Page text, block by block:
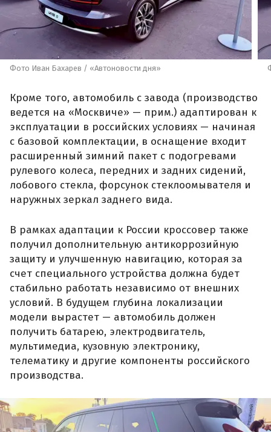
Фото Иван Бахарев / «Автоновости дня»
Кроме того, автомобиль с завода (производство
ведется на «Москвиче» — прим.) адаптирован к
эксплуатации в российских условиях — начиная
с базовой комплектации, в оснащение входит
расширенный зимний пакет с подогревами
рулевого колеса, передних и задних сидений,
лобового стекла, форсунок стеклоомывателя и
наружных зеркал заднего вида.
В рамках адаптации к России кроссовер также
получил дополнительную антикоррозийную
защиту и улучшенную навигацию, которая за
счет специального устройства должна будет
стабильно работать независимо от внешних
условий. В будущем глубина локализации
модели вырастет — автомобиль должен
получить батарею, электродвигатель,
мультимедиа, кузовную электронику,
телематику и другие компоненты российского
производства.